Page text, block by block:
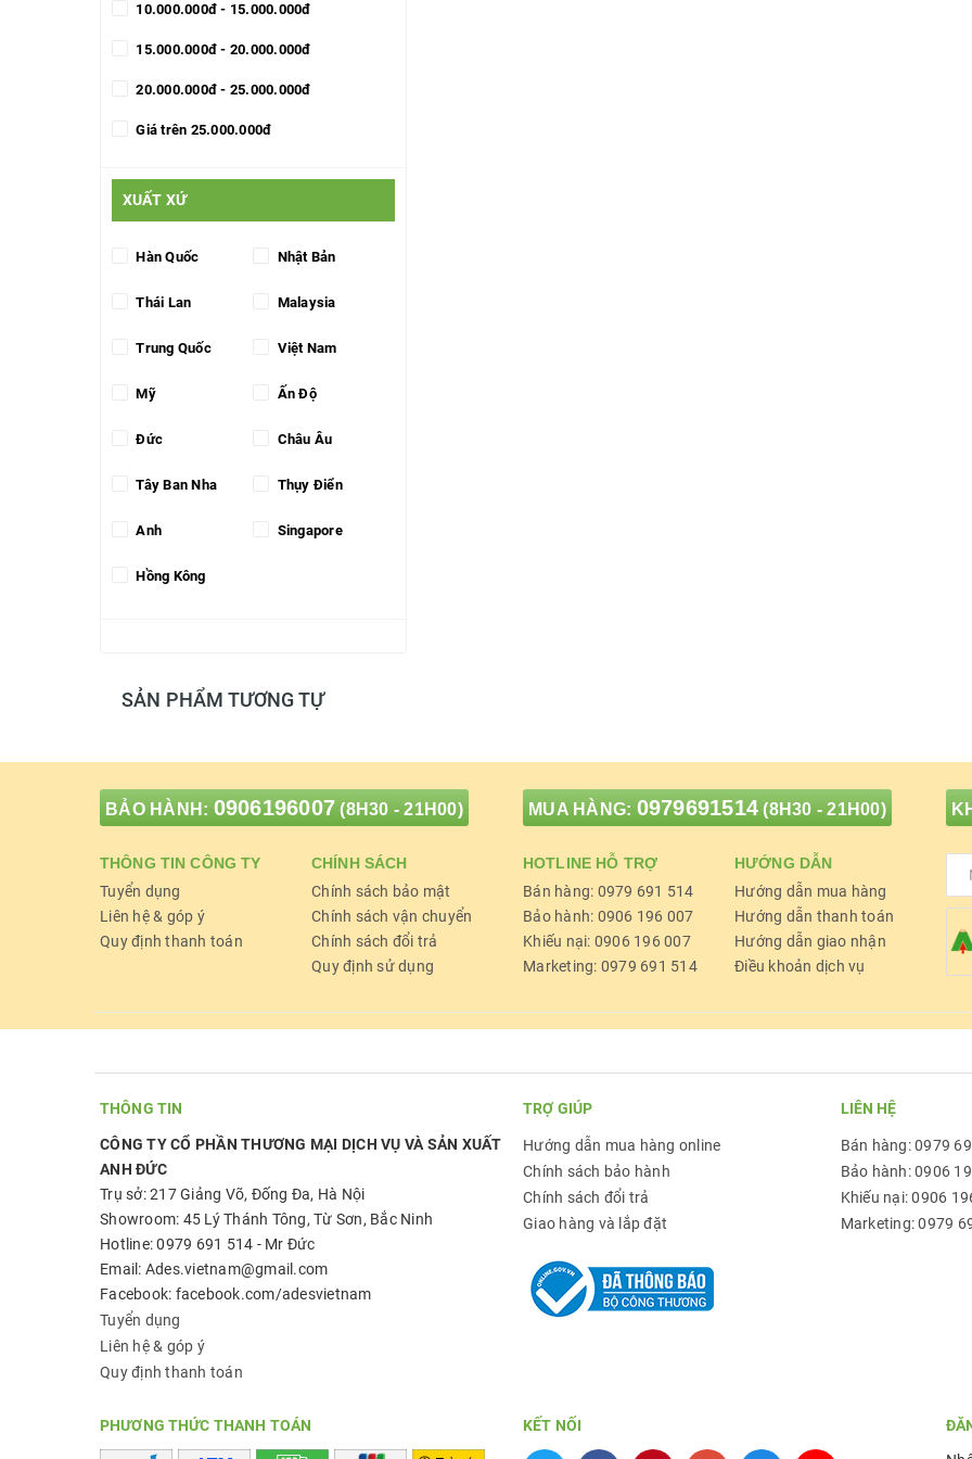
10.000.000đ - 15.000.000đ
15.000.000đ - 20.000.000đ
20.000.000đ - 25.000.000đ
Giá trên 25.000.000đ
XUẤT XỨ
Hàn Quốc Nhật Bản
Thái Lan Malaysia
Trung Quốc Việt Nam
Mỹ Ấn Độ
Đức Châu Âu
Tây Ban Nha Thụy Điển
Anh Singapore
Hồng Kông
SẢN PHẨM TƯƠNG TỰ
BẢO HÀNH: 0906196007 (8H30 - 21H00) MUA HÀNG: 0979691514 (8H30 - 21H00)
THÔNG TIN CÔNG TY
Tuyển dụng
Liên hệ & góp ý
Quy định thanh toán
CHÍNH SÁCH
Chính sách bảo mật
Chính sách vận chuyển
Chính sách đổi trả
Quy định sử dụng
HOTLINE HỖ TRỢ
Bán hàng: 0979 691 514
Bảo hành: 0906 196 007
Khiếu nại: 0906 196 007
Marketing: 0979 691 514
HƯỚNG DẪN
Hướng dẫn mua hàng
Hướng dẫn thanh toán
Hướng dẫn giao nhận
Điều khoản dịch vụ
THÔNG TIN
CÔNG TY CỔ PHẦN THƯƠNG MẠI DỊCH VỤ VÀ SẢN XUẤT
ANH ĐỨC
Trụ sở: 217 Giảng Võ, Đống Đa, Hà Nội
Showroom: 45 Lý Thánh Tông, Từ Sơn, Bắc Ninh
Hotline: 0979 691 514 - Mr Đức
Email: Ades.vietnam@gmail.com
Facebook: facebook.com/adesvietnam
Tuyển dụng
Liên hệ & góp ý
Quy định thanh toán
TRỢ GIÚP
Hướng dẫn mua hàng online
Chính sách bảo hành
Chính sách đổi trả
Giao hàng và lắp đặt
LIÊN HỆ
Bán hàng: 0979
Bảo hành: 0906
Khiếu nại: 0906
Marketing: 0979
PHƯƠNG THỨC THANH TOÁN KẾT NỐI